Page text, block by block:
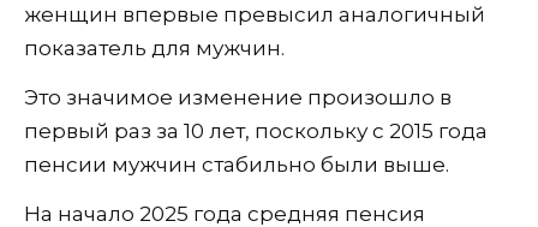
женщин впервые превысил аналогичный
показатель для мужчин.
Это значимое изменение произошло в
первый раз за 10 лет, поскольку с 2015 года
пенсии мужчин стабильно были выше.
На начало 2025 года средняя пенсия